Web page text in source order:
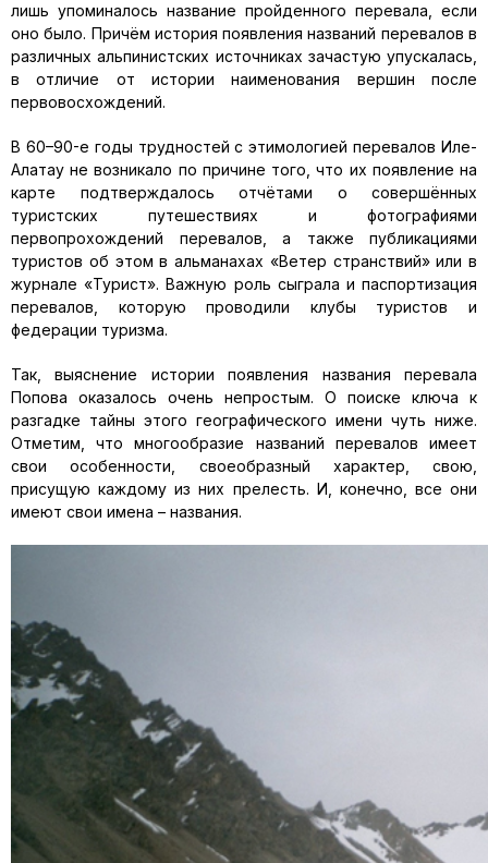
лишь упоминалось название пройденного перевала, если
оно было. Причём история появления названий перевалов в
различных альпинистских источниках зачастую упускалась,
в отличие от истории наименования вершин после
первовосхождений.
В 60–90-е годы трудностей с этимологией перевалов Иле-
Алатау не возникало по причине того, что их появление на
карте подтверждалось отчётами о совершённых
туристских путешествиях и фотографиями
первопрохождений перевалов, а также публикациями
туристов об этом в альманахах «Ветер странствий» или в
журнале «Турист». Важную роль сыграла и паспортизация
перевалов, которую проводили клубы туристов и
федерации туризма.
Так, выяснение истории появления названия перевала
Попова оказалось очень непростым. О поиске ключа к
разгадке тайны этого географического имени чуть ниже.
Отметим, что многообразие названий перевалов имеет
свои особенности, своеобразный характер, свою,
присущую каждому из них прелесть. И, конечно, все они
имеют свои имена – названия.